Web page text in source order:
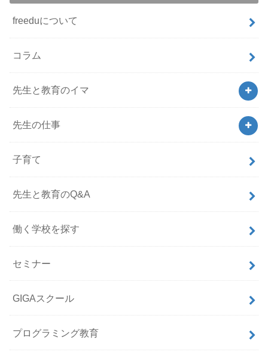
freeduについて
コラム
先生と教育のイマ
先生の仕事
子育て
先生と教育のQ&A
働く学校を探す
セミナー
GIGAスクール
プログラミング教育